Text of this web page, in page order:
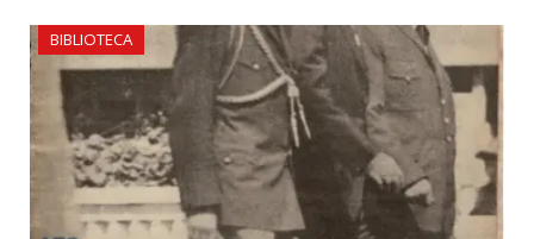
BIBLIOTECA